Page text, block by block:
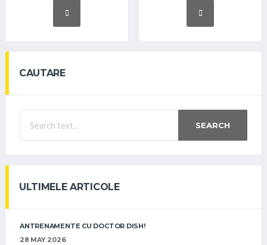
CAUTARE
SEARCH
ULTIMELE ARTICOLE
ANTRENAMENTE CU DOCTOR DISH!
28 MAY 2026